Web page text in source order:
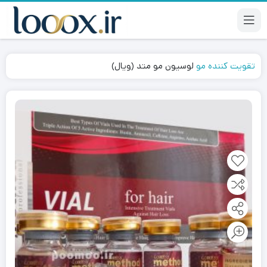
تقویت کننده مو لوسیون مو متد (ویال)